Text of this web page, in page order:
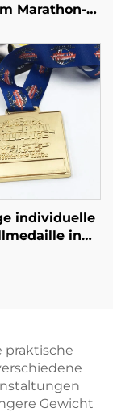
Marathon-
Kürbis-
Custom
Kind-
Medaille
individuelle
in
Band
praktische
Gewicht